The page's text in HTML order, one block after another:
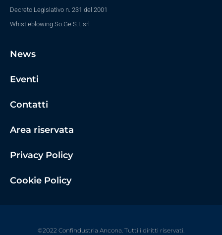
Decreto Legislativo n. 231 del 2001
Whistleblowing So.Ge.S.I. srl
News
Eventi
Contatti
Area riservata
Privacy Policy
Cookie Policy
©2022 Confindustria Ancona. Tutti i diritti riservati.